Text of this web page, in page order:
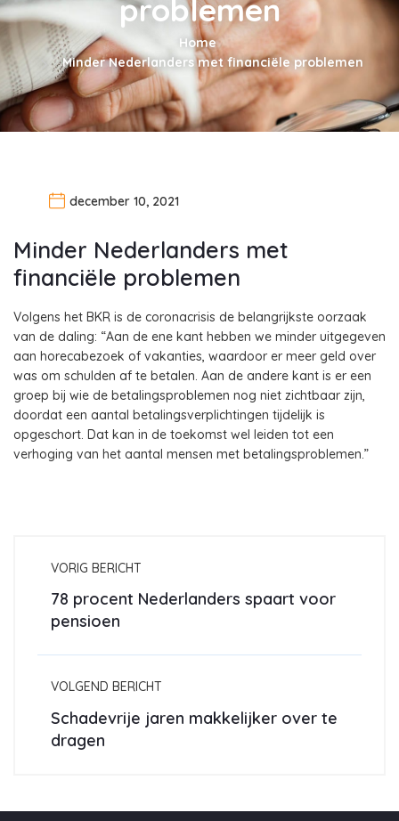
problemen
Home
Minder Nederlanders met financiële problemen
december 10, 2021
Minder Nederlanders met
financiële problemen
Volgens het BKR is de coronacrisis de belangrijkste oorzaak
van de daling: “Aan de ene kant hebben we minder uitgegeven
aan horecabezoek of vakanties, waardoor er meer geld over
was om schulden af te betalen. Aan de andere kant is er een
groep bij wie de betalingsproblemen nog niet zichtbaar zijn,
doordat een aantal betalingsverplichtingen tijdelijk is
opgeschort. Dat kan in de toekomst wel leiden tot een
verhoging van het aantal mensen met betalingsproblemen.”
VORIG BERICHT
78 procent Nederlanders spaart voor
pensioen
VOLGEND BERICHT
Schadevrije jaren makkelijker over te
dragen